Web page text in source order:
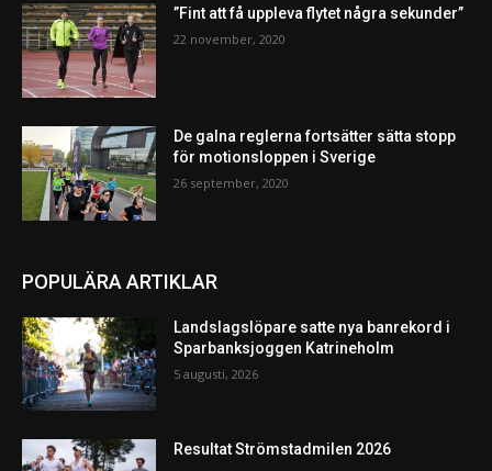
”Fint att få uppleva flytet några sekunder”
22 november, 2020
De galna reglerna fortsätter sätta stopp
för motionsloppen i Sverige
26 september, 2020
POPULÄRA ARTIKLAR
Landslagslöpare satte nya banrekord i
Sparbanksjoggen Katrineholm
5 augusti, 2026
Resultat Strömstadmilen 2026